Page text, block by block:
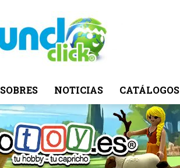
El
SOBRES NOTICIAS CATÁLOGOS